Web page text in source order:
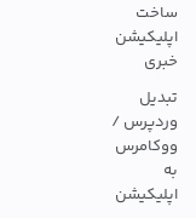
ساخت
اپلیکیشن
خبری
تبدیل
وردپرس /
ووکامرس
به
اپلیکیشن